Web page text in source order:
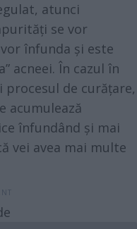
atunci
se vor
înfunda și este
acneei. În cazul în
de curățare,
acumulează
înfundând și mai
vei avea mai multe